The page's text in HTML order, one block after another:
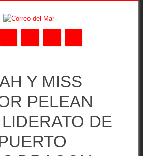
Y MISS
PELEAN
DE